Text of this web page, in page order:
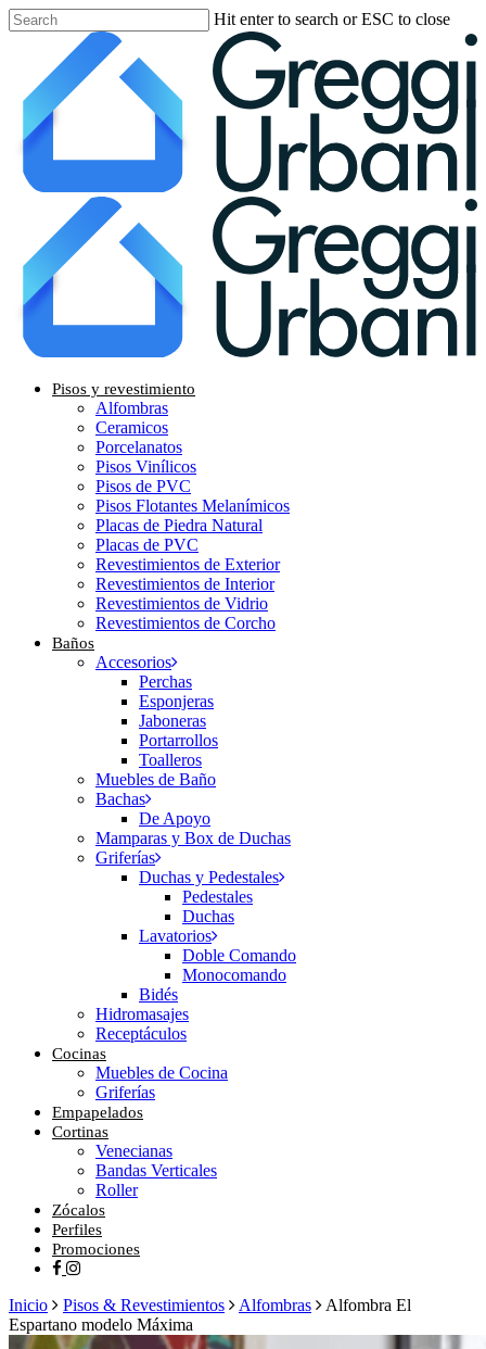
Skip
to
content
Hit enter to search or ESC to close
Menu Pisos y revestimiento
Alfombras
Ceramicos
Porcelanatos
Pisos Vinílicos
Pisos de PVC
Pisos Flotantes Melanímicos
Placas de Piedra Natural
Placas de PVC
Revestimientos de Exterior
Revestimientos de Interior
Revestimientos de Vidrio
Revestimientos de Corcho
Baños
Accesorios
Perchas
Esponjeras
Jaboneras
Portarrollos
Toalleros
Muebles de Baño
Bachas
De Apoyo
Mamparas y Box de Duchas
Griferías
Duchas y Pedestales
Pedestales
Duchas
Lavatorios
Doble Comando
Monocomando
Bidés
Hidromasajes
Receptáculos
Cocinas
Muebles de Cocina
Griferías
Empapelados
Cortinas
Venecianas
Bandas Verticales
Roller
Zócalos
Perfiles
Promociones
facebook
instagram
Inicio Pisos & Revestimientos Alfombras
Alfombra El
Espartano modelo Máxima